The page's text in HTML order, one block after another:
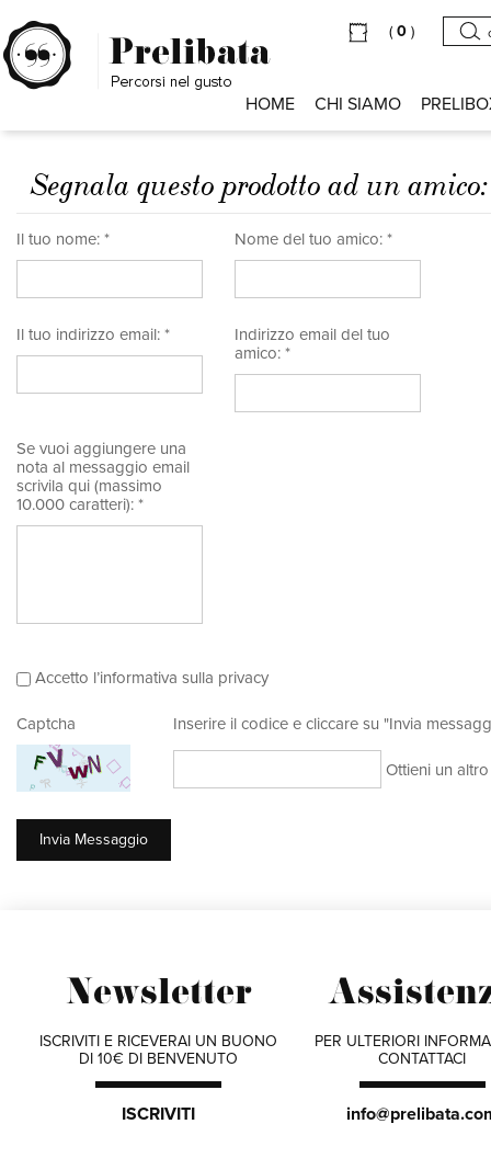
( 0 )
HOME CHI SIAMO
Segnala questo prodotto ad un
Il tuo nome: * Nome del tuo amico: *
Il tuo indirizzo email: *
Indirizzo email del tuo
amico: *
Se vuoi aggiungere una
nota al messaggio email
scrivila qui (massimo
10.000 caratteri): *
Accetto l’informativa sulla privacy
Captcha Inserire il codice e cliccare su "Invia
Ottieni un
Newsletter
ISCRIVITI E RICEVERAI UN BUONO
DI 10€ DI BENVENUTO
ISCRIVITI
PER ULTERIORI
CONTATTACI